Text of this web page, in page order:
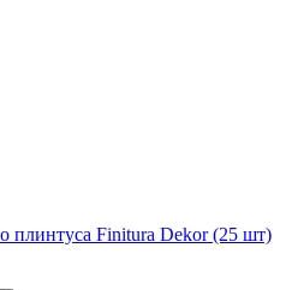
плинтуса Finitura Dekor (25 шт)